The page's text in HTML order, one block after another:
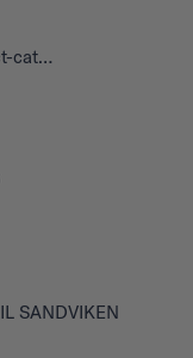
cat…
SANDVIKEN